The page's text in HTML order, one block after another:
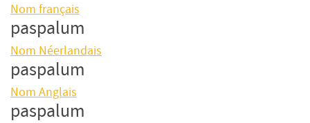
Nom français
paspalum
Nom Néerlandais
paspalum
Nom Anglais
paspalum